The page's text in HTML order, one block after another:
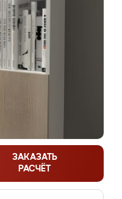
ЗАКАЗАТЬ
РАСЧЁТ